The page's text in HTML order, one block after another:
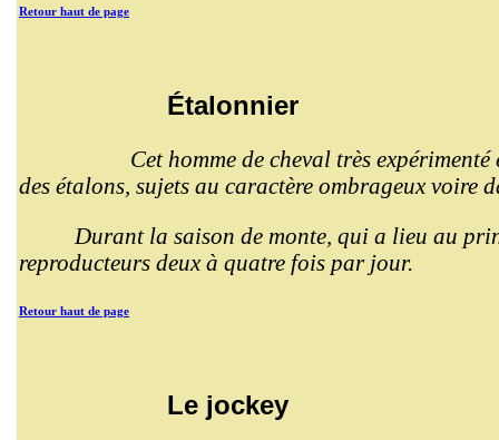
Retour haut de page
Étalonnier
Cet homme de cheval très
des étalons, sujets au caractère ombrageux voire
Durant la saison de monte, qui a lieu au
reproducteurs deux à quatre fois par jour.
Retour haut de page
Le jockey